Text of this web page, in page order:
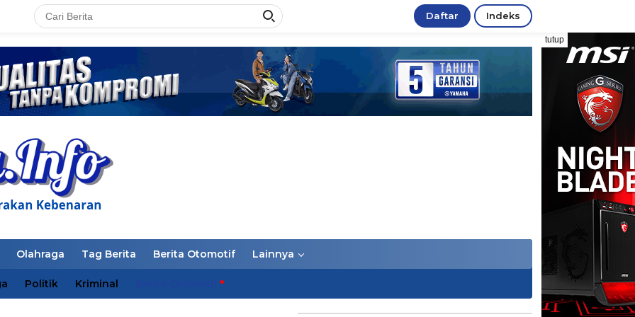
Daftar Indeks
tutup
Olahraga Tag Berita Berita Otomotif Lainnya
Politik Kriminal